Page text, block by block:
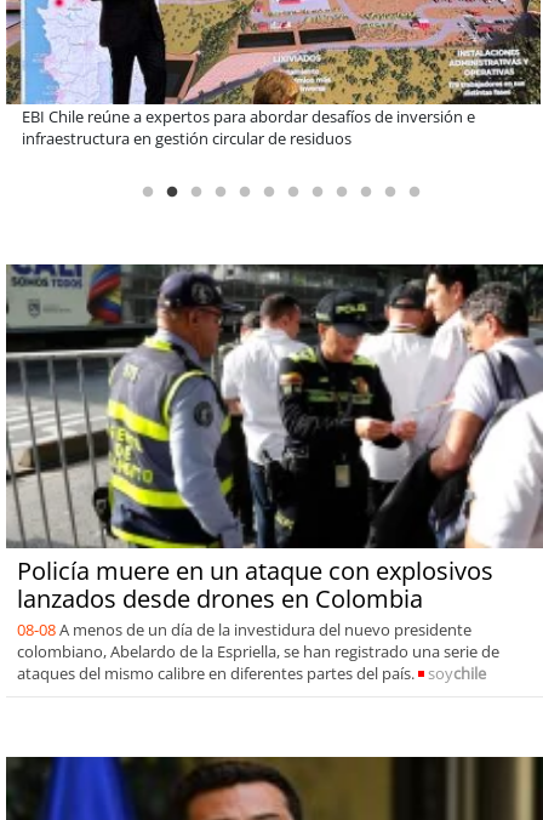
Más de 1.600 alumnos han sido parte de programa Súper Sano de
Sopraval en lo que va del año
Policía muere en un ataque con explosivos
lanzados desde drones en Colombia
08-08A menos de un día de la investidura del nuevo presidente
colombiano, Abelardo de la Espriella, se han registrado una serie de
ataques del mismo calibre en diferentes partes del país.
soychile